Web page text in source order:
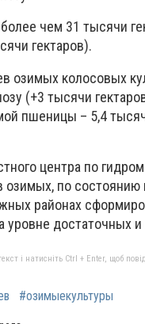
чем 31 тысячи
гектаров).
озимых колосовых
(+3 тысячи
пшеницы – 5,4
центра по
по состоянию
районах
уровне достаточных
і натисніть Ctrl + Enter, щоб
#озимыекультуры